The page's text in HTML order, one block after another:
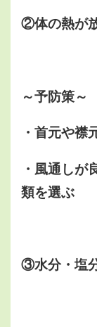
②体の熱が
～予防策～
・首元や襟
・風通しが
類を選ぶ
③水分・塩